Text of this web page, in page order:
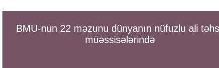
BMU-nun 22 məzunu dünyanın nüfuzlu ali
müəssisələrində